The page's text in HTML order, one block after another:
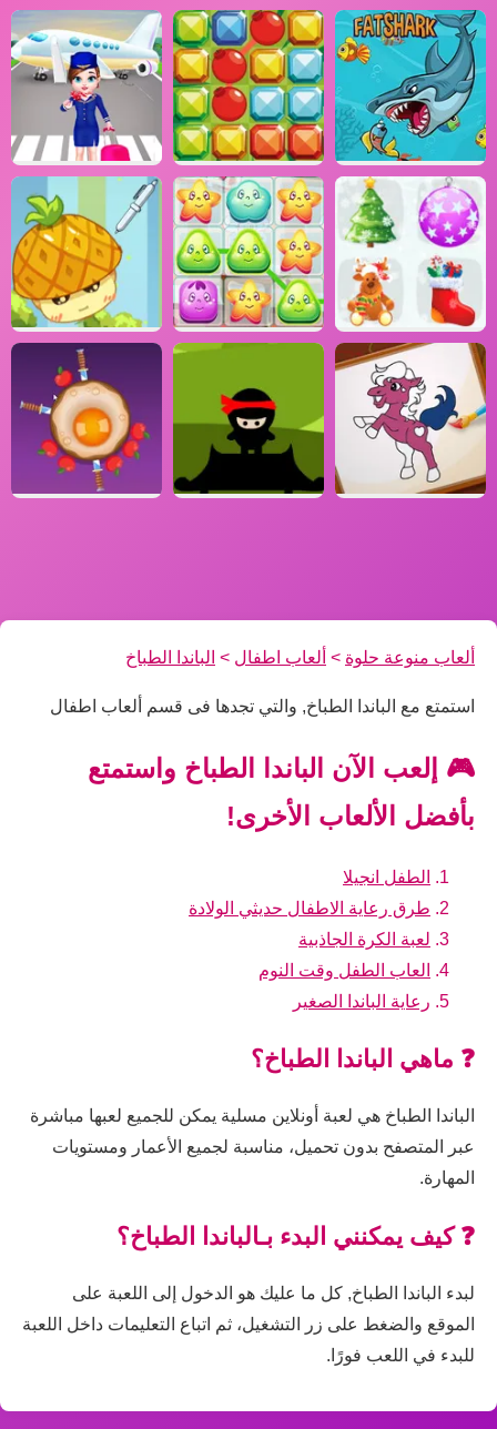
ألعاب منوعة حلوة > ألعاب اطفال > الباندا الطباخ
استمتع مع الباندا الطباخ, والتي تجدها فى قسم ألعاب اطفال
🎮 إلعب الآن الباندا الطباخ واستمتع
بأفضل الألعاب الأخرى!
الطفل انجيلا
طرق رعاية الاطفال حديثي الولادة
لعبة الكرة الجاذبية
العاب الطفل وقت النوم
رعاية الباندا الصغير
❓ ماهي الباندا الطباخ؟
الباندا الطباخ هي لعبة أونلاين مسلية يمكن للجميع لعبها مباشرة
عبر المتصفح بدون تحميل، مناسبة لجميع الأعمار ومستويات
المهارة.
❓ كيف يمكنني البدء بـالباندا الطباخ؟
لبدء الباندا الطباخ, كل ما عليك هو الدخول إلى اللعبة على
الموقع والضغط على زر التشغيل، ثم اتباع التعليمات داخل اللعبة
للبدء في اللعب فورًا.